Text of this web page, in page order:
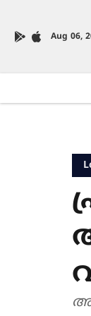
Aug 06,